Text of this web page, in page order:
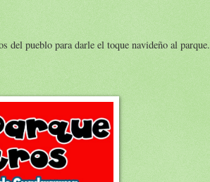
del pueblo para darle el toque navideño al parque.